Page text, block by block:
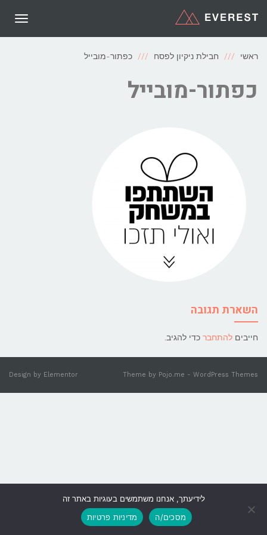
ראשי חבילת ניקיון לפסח כפתור-מובייל
כפתור-מובייל
השארת תגובה
חייבים להתחבר כדי להגיב.
Theme by Pojo.me - WordPress Themes
Design by Elementor
גלילה
לראש
לידיעתך, אנחנו משתמשים בעוגיות באתר זה
מסכים/ה
מדיניות פרטיות